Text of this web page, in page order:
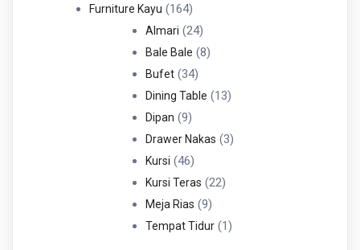
Produk
Furniture Kayu 164164
Produk
Almari 2424
Produk
Bale Bale 88
Bufet 3434
Produk
Dining Table 1313
Dipan 99
Produk
Drawer Nakas 33
Kursi 4646
Produk
Kursi Teras 2222
Meja Rias 99
Produk
Tempat Tidur 11